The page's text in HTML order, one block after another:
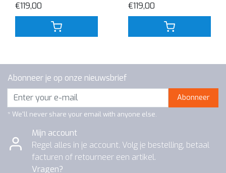
€119,00
€119,00
Abonneer je op onze nieuwsbrief
Abonneer
* We'll never share your email with anyone else.
Mijn account
Regel alles in je account. Volg je bestelling, betaal
facturen of retourneer een artikel.
Vragen?